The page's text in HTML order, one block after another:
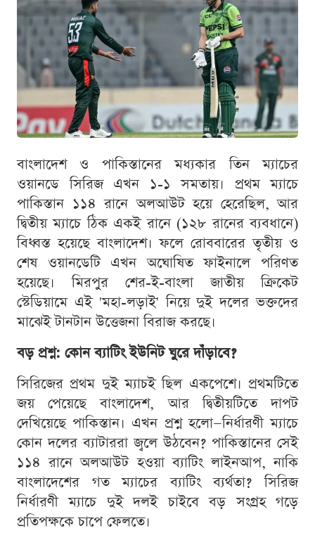
বাংলাদেশ ও পাকিস্তানের মধ্যকার তিন ম্যাচের
ওয়ানডে সিরিজ এখন ১-১ সমতায়। প্রথম ম্যাচে
পাকিস্তান ১১৪ রানে অলআউট হয়ে হেরেছিল, আর
দ্বিতীয় ম্যাচে ঠিক একই রানে (১২৮ রানের ব্যবধানে)
বিধ্বস্ত হয়েছে বাংলাদেশ। ফলে রোববারের তৃতীয় ও
শেষ ওয়ানডেটি এখন অঘোষিত ফাইনালে পরিণত
হয়েছে। মিরপুর শের-ই-বাংলা জাতীয় ক্রিকেট
স্টেডিয়ামে এই 'মহা-লড়াই' নিয়ে দুই দলের ভক্তদের
মাঝেই টানটান উত্তেজনা বিরাজ করছে।
বড় প্রশ্ন: কোন ব্যাটিং ইউনিট ঘুরে দাঁড়াবে?
সিরিজের প্রথম দুই ম্যাচই ছিল একপেশে। প্রথমটিতে
জয় পেয়েছে বাংলাদেশ, আর দ্বিতীয়টিতে দাপট
দেখিয়েছে পাকিস্তান। এখন প্রশ্ন হলো—নির্ধারণী ম্যাচে
কোন দলের ব্যাটাররা জ্বলে উঠবেন? পাকিস্তানের সেই
১১৪ রানে অলআউট হওয়া ব্যাটিং লাইনআপ, নাকি
বাংলাদেশের গত ম্যাচের ব্যাটিং ব্যর্থতা? সিরিজ
নির্ধারণী ম্যাচে দুই দলই চাইবে বড় সংগ্রহ গড়ে
প্রতিপক্ষকে চাপে ফেলতে।